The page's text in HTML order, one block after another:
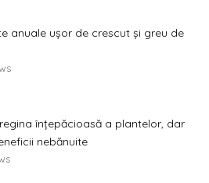
anuale ușor de crescut și greu de
înțepăcioasă a plantelor, dar
nebănuite